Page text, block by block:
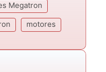
Megatron
motores